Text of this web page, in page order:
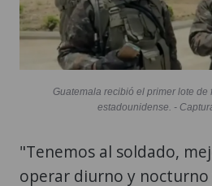
Guatemala recibió el primer lote de
estadounidense. -
"Tenemos al soldado,
operar diurno y nocturno